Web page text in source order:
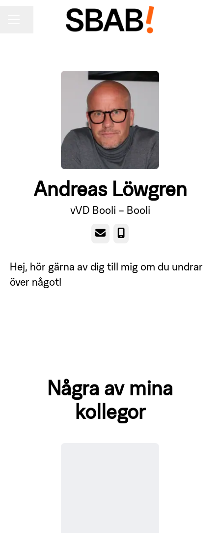
Andreas Löwgren
vVD Booli – Booli
E-post Telefon
Hej, hör gärna av dig till mig om du undrar
över något!
Några av mina
kollegor